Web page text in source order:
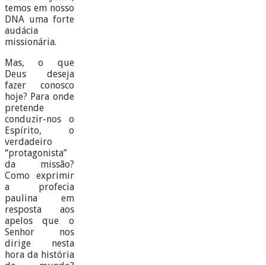
temos em nosso
DNA uma forte
audácia
missionária.
Mas, o que
Deus deseja
fazer conosco
hoje? Para onde
pretende
conduzir-nos o
Espírito, o
verdadeiro
“protagonista”
da missão?
Como exprimir
a profecia
paulina em
resposta aos
apelos que o
Senhor nos
dirige nesta
hora da história